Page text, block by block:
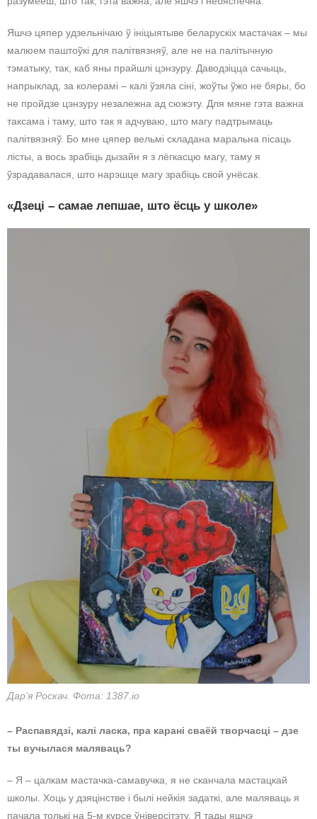
Яшчэ цяпер удзельнічаю ў ініцыятыве беларускіх мастачак – мы
малюем паштоўкі для палітвязняў, але не на палітычную
тэматыку, так, каб яны прайшлі цэнзуру. Даводзіцца сачыць,
напрыклад, за колерамі – калі ўзяла сіні, жоўты ўжо не бяры, бо
не пройдзе цэнзуру незалежна ад сюжэту. Для мяне гэта важна
таксама і таму, што так я адчуваю, што магу падтрымаць
палітвязняў. Бо мне цяпер вельмі складана маральна пісаць
лісты, а вось зрабіць дызайн я з лёгкасцю магу, таму я
ўзрадавалася, што нарэшце магу зрабіць свой унёсак.
«Дзеці – самае лепшае, што ёсць у школе»
Дар’я Роскач. Фота: 1387.io
– Распавядзі, калі ласка, пра карані сваёй творчасці – дзе
ты вучылася маляваць?
– Я – цалкам мастачка-самавучка, я не сканчала мастацкай
школы. Хоць у дзяцінстве і былі нейкія задаткі, але маляваць я
пачала толькі на 5-м курсе ўніверсітэту. Я тады яшчэ